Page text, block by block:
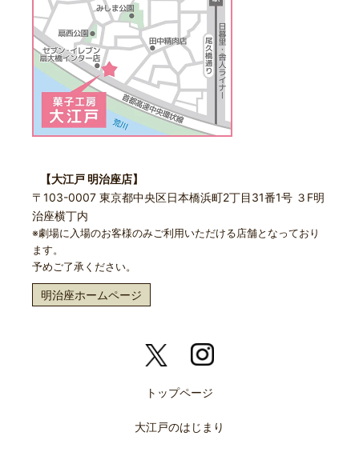
【大江戸 明治座店】
〒103-0007 東京都中央区日本橋浜町2丁目31番1号 ３F明
治座横丁内
※劇場に入場のお客様のみご利用いただける店舗となっており
ます。
予めご了承ください。
明治座ホームページ
トップページ
大江戸のはじまり